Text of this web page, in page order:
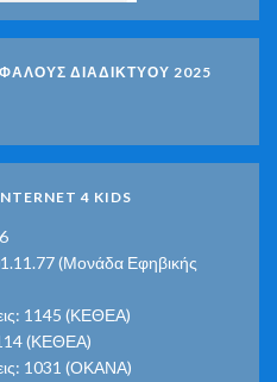
ΔΙΑΔΙΚΤΥΟΥ 2025
4 KIDS
(Μονάδα Εφηβικής
1145 (ΚΕΘΕΑ)
(ΚΕΘΕΑ)
1031 (ΟΚΑΝΑ)